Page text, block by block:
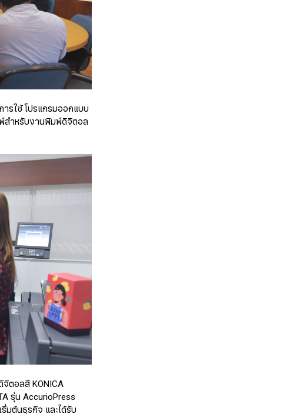
ารใช้ โปรแกรมออกแบบ
สำหรับงานพิมพ์ดิจิตอล
ตอลสี KONICA
รุ่น AccurioPress
มต้นธุรกิจ และได้รับ